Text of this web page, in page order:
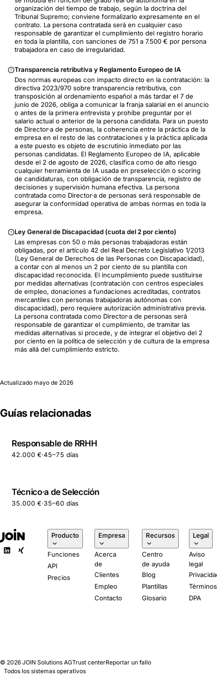
organización del tiempo de trabajo, según la doctrina del
Tribunal Supremo; conviene formalizarlo expresamente en el
contrato. La persona contratada será en cualquier caso
responsable de garantizar el cumplimiento del registro horario
en toda la plantilla, con sanciones de 751 a 7.500 € por persona
trabajadora en caso de irregularidad.
Transparencia retributiva y Reglamento Europeo de IA
Dos normas europeas con impacto directo en la contratación: la
directiva 2023/970 sobre transparencia retributiva, con
transposición al ordenamiento español a más tardar el 7 de
junio de 2026, obliga a comunicar la franja salarial en el anuncio
o antes de la primera entrevista y prohíbe preguntar por el
salario actual o anterior de la persona candidata. Para un puesto
de Director·a de personas, la coherencia entre la práctica de la
empresa en el resto de las contrataciones y la práctica aplicada
a este puesto es objeto de escrutinio inmediato por las
personas candidatas. El Reglamento Europeo de IA, aplicable
desde el 2 de agosto de 2026, clasifica como de alto riesgo
cualquier herramienta de IA usada en preselección o scoring
de candidaturas, con obligación de transparencia, registro de
decisiones y supervisión humana efectiva. La persona
contratada como Director·a de personas será responsable de
asegurar la conformidad operativa de ambas normas en toda la
empresa.
Ley General de Discapacidad (cuota del 2 por ciento)
Las empresas con 50 o más personas trabajadoras están
obligadas, por el artículo 42 del Real Decreto Legislativo 1/2013
(Ley General de Derechos de las Personas con Discapacidad),
a contar con al menos un 2 por ciento de su plantilla con
discapacidad reconocida. El incumplimiento puede sustituirse
por medidas alternativas (contratación con centros especiales
de empleo, donaciones a fundaciones acreditadas, contratos
mercantiles con personas trabajadoras autónomas con
discapacidad), pero requiere autorización administrativa previa.
La persona contratada como Director·a de personas será
responsable de garantizar el cumplimiento, de tramitar las
medidas alternativas si procede, y de integrar el objetivo del 2
por ciento en la política de selección y de cultura de la empresa
más allá del cumplimiento estricto.
Actualizado mayo de 2026
Guías relacionadas
Responsable de RRHH
42.000 €·45–75 días
Técnico·a de Selección
35.000 €·35–60 días
Producto
Funciones
API
Precios
Empresa
Acerca
de
Clientes
Empleo
Contacto
Recursos
Centro
de ayuda
Blog
Plantillas
Glosario
Legal
Aviso
legal
Términos
DPA
© 2026 JOIN Solutions AGTrust centerReportar un fallo
Todos los sistemas operativos